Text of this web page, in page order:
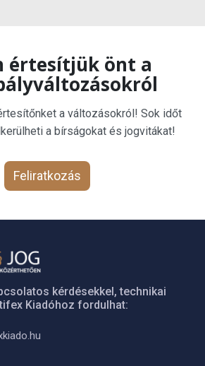
értesítjük önt a
a változásokról! Sok időt
a bírságokat és jogvitákat!
Feliratkozás
kérdésekkel, technikai
Kiadóhoz fordulhat: